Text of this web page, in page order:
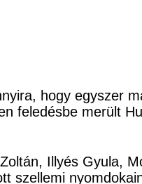
hogy egyszer
feledésbe merült
Illyés Gyula,
szellemi